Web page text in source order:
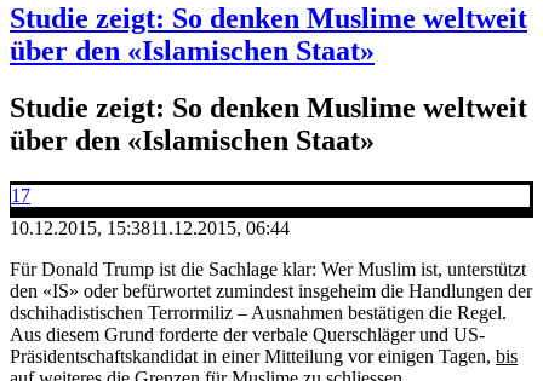
Studie zeigt: So denken Muslime weltweit
über den «Islamischen Staat»
Studie zeigt: So denken Muslime weltweit
über den «Islamischen Staat»
17
10.12.2015, 15:3811.12.2015, 06:44
Für Donald Trump ist die Sachlage klar: Wer Muslim ist, unterstützt
den «IS» oder befürwortet zumindest insgeheim die Handlungen der
dschihadistischen Terrormiliz – Ausnahmen bestätigen die Regel.
Aus diesem Grund forderte der verbale Querschläger und US-
Präsidentschaftskandidat in einer Mitteilung vor einigen Tagen, bis